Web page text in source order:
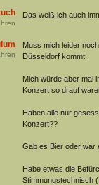
Das weiß ich auch
Muss mich leider
Düsseldorf kommt.
Mich würde aber mal
Konzert so drauf
Haben alle nur
Konzert??
Gab es Bier oder war
Habe etwas die
Stimmungstechnisch